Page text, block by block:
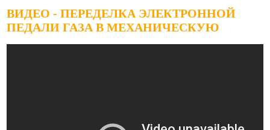
ВИДЕО - ПЕРЕДЕЛКА ЭЛЕКТРОННОЙ
ПЕДАЛИ ГАЗА В МЕХАНИЧЕСКУЮ